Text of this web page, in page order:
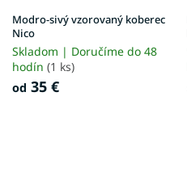
Modro-sivý vzorovaný koberec
Nico
Skladom | Doručíme do 48
hodín (1 ks)
od 35 €